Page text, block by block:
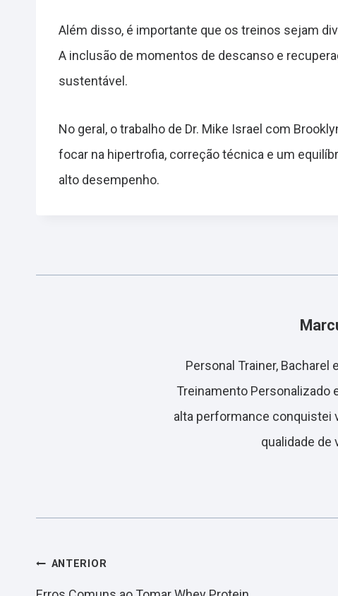
Além disso, é importante que os treinos sejam
A inclusão de momentos de descanso e
sustentável.
No geral, o trabalho de Dr. Mike Israel com
focar na hipertrofia, correção técnica e um
alto desempenho.
Personal Trainer,
Treinamento Personalizado
alta performance conquistei
qualidade de
Navegação
ANTERIOR